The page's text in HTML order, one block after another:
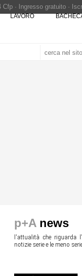
LAVORO
p+A news
l'attualità che riguarda
notizie serie e le meno